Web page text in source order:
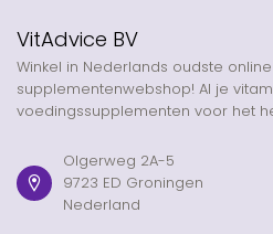
VitAdvice BV
Winkel in Nederlands oudste
supplementenwebshop! Al je
voedingssupplementen voor het
Olgerweg 2A-5
9723 ED Groningen
Nederland